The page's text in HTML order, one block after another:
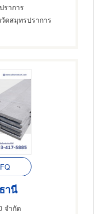
ราการ
ดสมุทรปราการ
านี
จำกัด